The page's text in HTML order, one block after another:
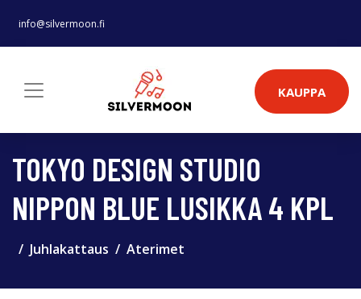
info@silvermoon.fi
KAUPPA
TOKYO DESIGN STUDIO
NIPPON BLUE LUSIKKA 4 KPL
Juhlakattaus Aterimet